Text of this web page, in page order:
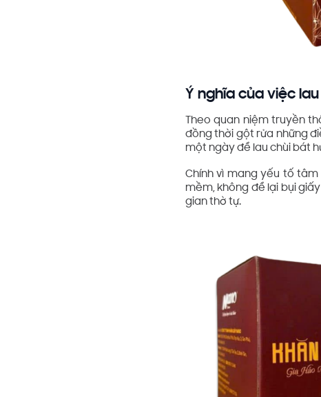
Ý nghĩa của việc
Theo quan niệm truyền
đồng thời gột rửa những
một ngày để lau chùi bát
Chính vì mang yếu tố tâm
mềm, không để lại bụi
gian thờ tự.